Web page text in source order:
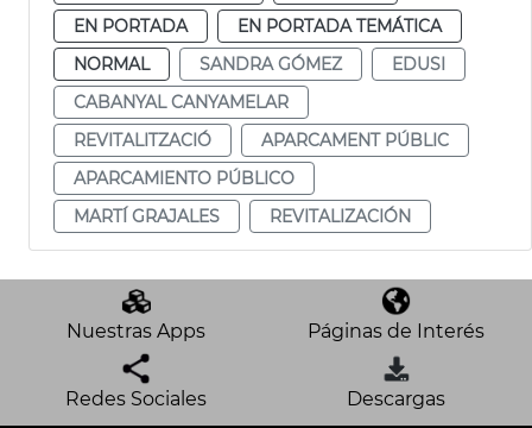
EN PORTADA
EN PORTADA TEMÁTICA
NORMAL
SANDRA GÓMEZ
EDUSI
CABANYAL CANYAMELAR
REVITALITZACIÓ
APARCAMENT PÚBLIC
APARCAMIENTO PÚBLICO
MARTÍ GRAJALES
REVITALIZACIÓN
Nuestras Apps Páginas de Interés
Redes Sociales Descargas